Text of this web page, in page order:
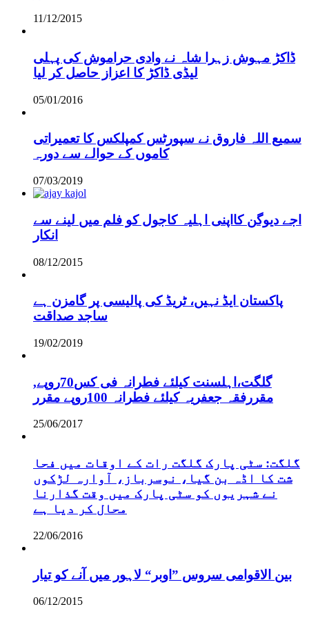
11/12/2015
ڈاکڑ مہوش زہرا شاہ نے وادی حراموش کی پہلی
لیڈی ڈاکڑ کا اعزاز حاصل کر لیا
05/01/2016
سمیع اللہ فاروق نے سپورٹس کمپلکس کا تعمیراتی
کاموں کے حوالے سے دورہ
07/03/2019
اجے دیوگن کااپنی اہلیہ کاجول کو فلم میں لینے سے
انکار
08/12/2015
پاکستان ایڈ نہیں، ٹریڈ کی پالیسی پر گامزن ہے
ساجد صداقت
19/02/2019
,گلگت،اہلسنت کیلئے فطرانہ فی کس70روپے
مقررفقہ جعفریہ کیلئے فطرانہ 100روپے مقرر
25/06/2017
گلگت: سٹی پارک گلگت رات کے اوقات میں فحا
شت کا اڈہ بن گیا، نوسرباز، آوارہ لڑکوں
نے شہریوں کو سٹی پارک میں وقت گذارنا
محال کر دیا ہے
22/06/2016
بین الاقوامی سروس ”اوبر“ لاہور میں آنے کو تیار
06/12/2015